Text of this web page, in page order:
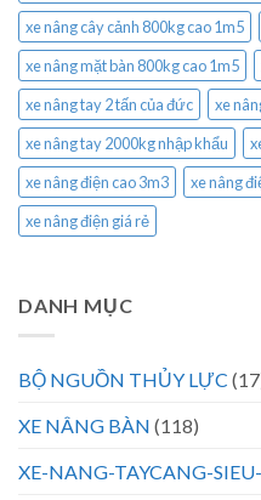
xe nâng cây cảnh 800kg cao 1m5
xe nâng mặt bàn 800kg cao 1m5
xe nâng tay 2 tấn của đức
xe
xe nâng tay 2000kg nhập khẩu
xe nâng điện cao 3m3
xe nâng
xe nâng điện giá rẻ
DANH MỤC
BỘ NGUỒN THỦY LỰC
XE NÂNG BÀN (118)
XE-NANG-TAYCANG-